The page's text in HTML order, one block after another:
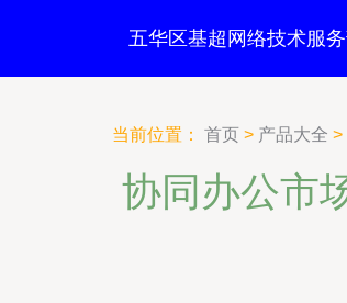
五华区基超网络技术服
当前位置： 首页 > 产品大全 >
协同办公市